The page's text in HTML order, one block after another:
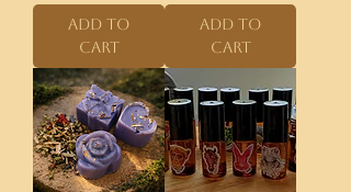
Add to
Cart
Add to
Cart